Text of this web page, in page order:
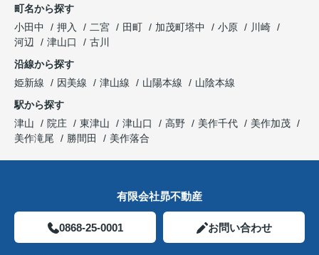
町名から探す
小田中
押入 二宮 田町 加茂町塔中 小原
川崎
河辺
津山口
古川
沿線から探す
姫新線
因美線 津山線 山陽本線
山陰本線
駅から探す
津山
院庄 東津山 津山口 高野 美作千代
美作加茂
美作滝尾
勝間田 美作落合
有限会社昴不動産
0868-25-0001 お問い合わせ